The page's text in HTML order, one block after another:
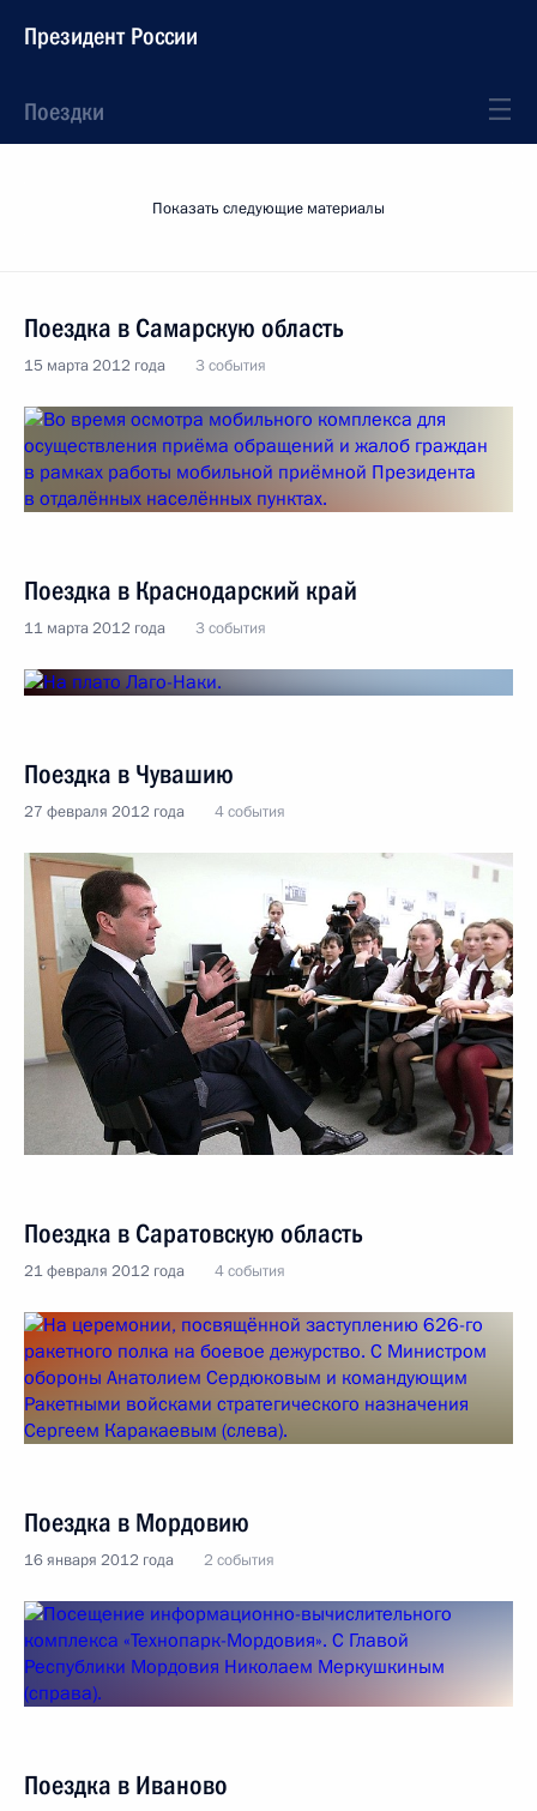
Президент России
Поездки
Показать следующие материалы
Поездка в Самарскую область
15 марта 2012 года 3 события
Поездка в Краснодарский край
11 марта 2012 года 3 события
Поездка в Чувашию
27 февраля 2012 года 4 события
Поездка в Саратовскую область
21 февраля 2012 года 4 события
Поездка в Мордовию
16 января 2012 года 2 события
Поездка в Иваново